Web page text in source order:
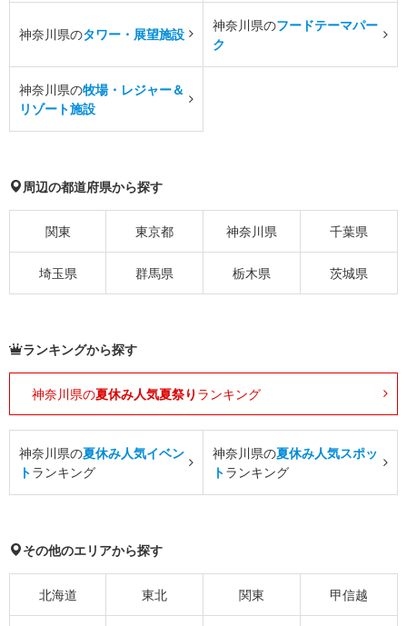
神奈川県のタワー・展望施設
神奈川県のフードテーマパー
ク
神奈川県の牧場・レジャー＆
リゾート施設
周辺の都道府県から探す
関東 東京都 神奈川県 千葉県
埼玉県 群馬県 栃木県 茨城県
ランキングから探す
神奈川県の夏休み人気夏祭り ランキング
神奈川県の夏休み人気イベン
トランキング
神奈川県の夏休み人気スポッ
トランキング
その他のエリアから探す
北海道 東北 関東 甲信越